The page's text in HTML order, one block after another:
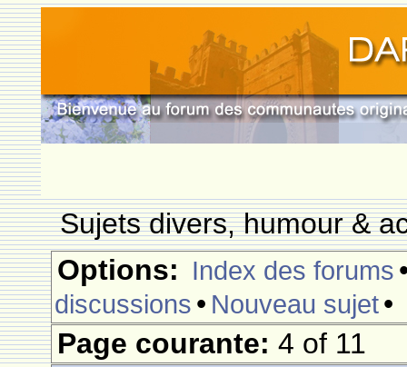
Sujets divers, humour &
Options: Index des forums
discussions • Nouveau sujet•
Page courante:4 of 11